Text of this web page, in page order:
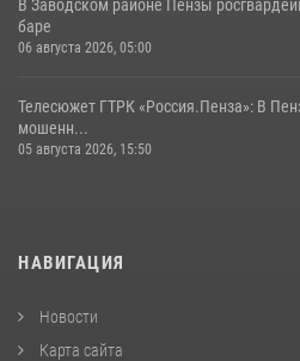
В Заводском районе Пензы
баре
06 августа 2026, 05:00
Телесюжет ГТРК «Россия.Пенза»: В
мошенн...
05 августа 2026, 15:50
НАВИГАЦИЯ
Новости
Карта сайта